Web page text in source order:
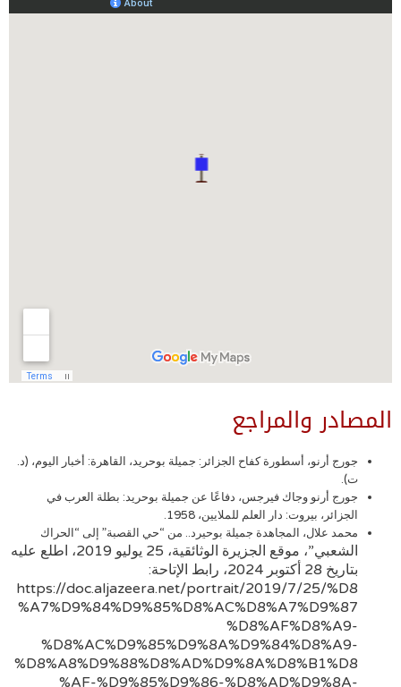
المصادر والمراجع
جورج أرنو، أسطورة كفاح الجزائر: جميلة بوحريد، القاهرة: أخبار اليوم، (د.
ت).
جورج أرنو وجاك فيرجس، دفاعًا عن جميلة بوحريد: بطلة العرب في
الجزائر، بيروت: دار العلم للملايين، 1958.
محمد علال، المجاهدة جميلة بوحيرد.. من “حي القصبة” إلى “الحراك
الشعبي”، موقع الجزيرة الوثائقية، 25 يوليو 2019، اطلع عليه
بتاريخ 28 أكتوبر 2024، رابط الإتاحة:
https://doc.aljazeera.net/portrait/2019/7/25/%D8
%A7%D9%84%D9%85%D8%AC%D8%A7%D9%87
%D8%AF%D8%A9-
%D8%AC%D9%85%D9%8A%D9%84%D8%A9-
%D8%A8%D9%88%D8%AD%D9%8A%D8%B1%D8
%AF-%D9%85%D9%86-%D8%AD%D9%8A-